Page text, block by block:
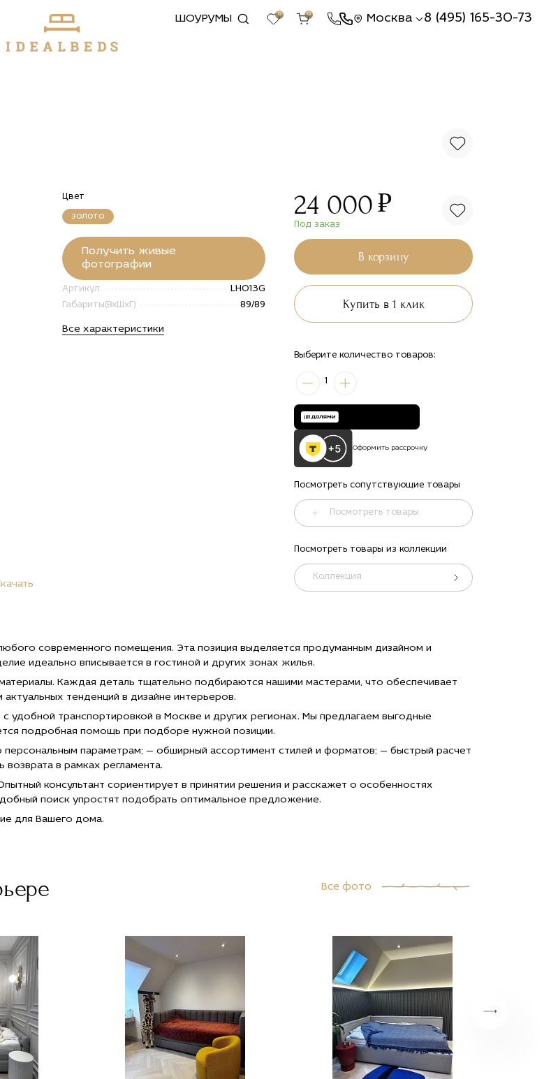
ШОУРУМЫ 0 0 Москва 8 (495) 165-30-73
Цвет
золото
Получить живые
фотографии
Артикул LH013G
Габариты(ВxШxГ) 89/89
Все характеристики
24 000₽
Под заказ
В корзину
Купить в 1 клик
Выберите количество товаров:
1
Оформить рассрочку
Посмотреть сопутствующие товары
Посмотреть товары
Посмотреть товары из коллекции
Коллекция
современного помещения. Эта позиция выделяется продуманным дизайном и
идеально вписывается в гостиной и других зонах жилья.
Каждая деталь тщательно подбираются нашими мастерами, что обеспечивает
тенденций в дизайне интерьеров.
с удобной транспортировкой в Москве и других регионах. Мы предлагаем выгодные
подробная помощь при подборе нужной позиции.
персональным параметрам; — обширный ассортимент стилей и форматов; — быстрый расчет
в рамках регламента.
консультант сориентирует в принятии решения и расскажет о особенностях
поиск упростят подобрать оптимальное предложение.
для Вашего дома.
Все фото